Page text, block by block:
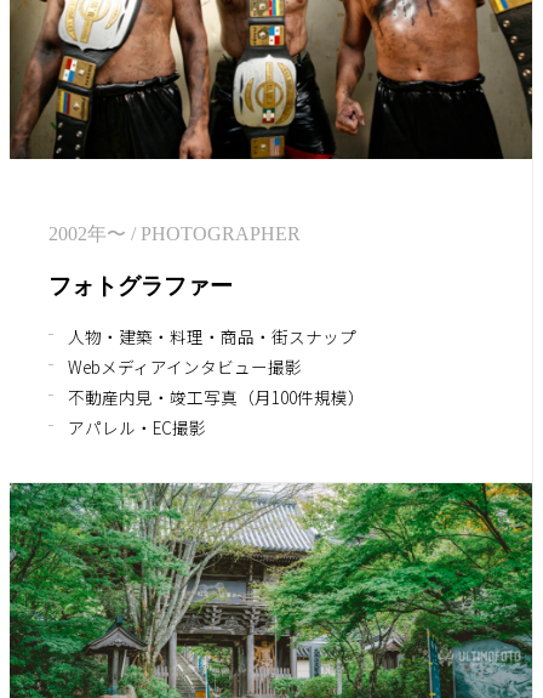
2002年〜 / PHOTOGRAPHER
フォトグラファー
人物・建築・料理・商品・街スナップ
Webメディアインタビュー撮影
不動産内見・竣工写真（月100件規模）
アパレル・EC撮影